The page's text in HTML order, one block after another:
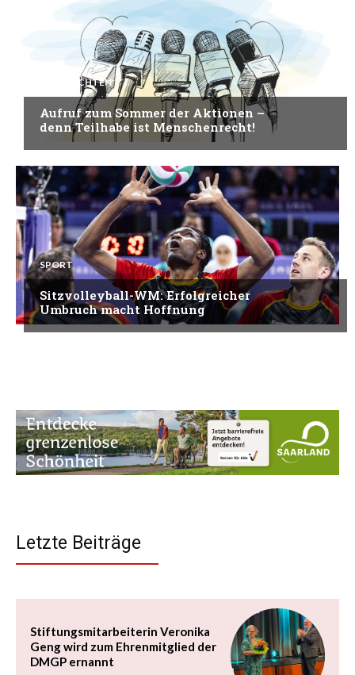
NACHRICHTEN
Aufruf zum Sommer der Aktionen –
denn Teilhabe ist Menschenrecht!
SPORT
Sitzvolleyball-WM: Erfolgreicher
Umbruch macht Hoffnung
Letzte Beiträge
Stiftungsmitarbeiterin Veronika
Geng wird zum Ehrenmitglied der
DMGP ernannt